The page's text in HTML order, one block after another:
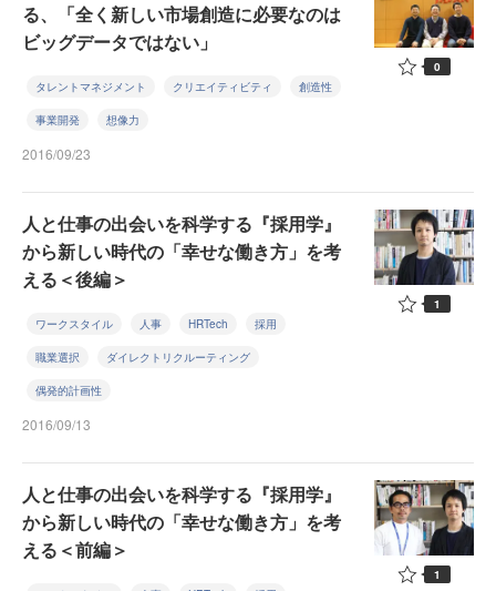
る、「全く新しい市場創造に必要なのは
ビッグデータではない」
タレントマネジメント クリエイティビティ 創造性
事業開発 想像力
2016/09/23
0
人と仕事の出会いを科学する『採用学』
から新しい時代の「幸せな働き方」を考
える＜後編＞
ワークスタイル 人事 HRTech 採用
職業選択 ダイレクトリクルーティング
偶発的計画性
2016/09/13
1
人と仕事の出会いを科学する『採用学』
から新しい時代の「幸せな働き方」を考
える＜前編＞
1